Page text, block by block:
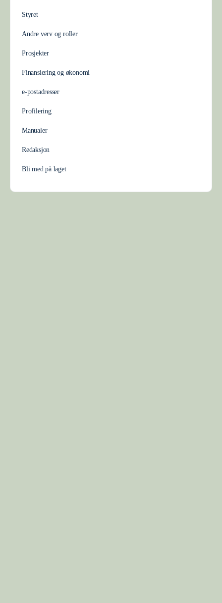
Styret
Andre verv og roller
Prosjekter
Finansiering og økonomi
e-postadresser
Profilering
Manualer
Redaksjon
Bli med på laget